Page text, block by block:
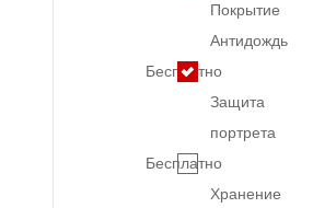
Покрытие
Антидождь
Бесплатно
Защита
портрета
Бесплатно
Хранение